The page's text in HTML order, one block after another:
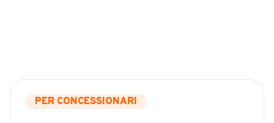
PER CONCESSIONARI